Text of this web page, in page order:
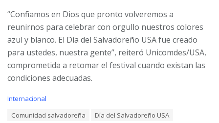
“Confiamos en Dios que pronto volveremos a
reunirnos para celebrar con orgullo nuestros colores
azul y blanco. El Día del Salvadoreño USA fue creado
para ustedes, nuestra gente”, reiteró Unicomdes/USA,
comprometida a retomar el festival cuando existan las
condiciones adecuadas.
C
Internacional
Comunidad salvadoreña
Día del Salvadoreño USA